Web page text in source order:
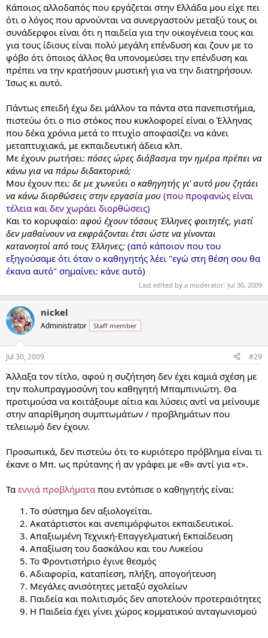
Κάποιος αλλοδαπός που εργάζεται στην Ελλάδα μου είχε πει
ότι ο λόγος που αρνούνται να συνεργαστούν μεταξύ τους οι
συνάδερφοι είναι ότι η παιδεία για την οικογένεια τους και
για τους ίδιους είναι πολύ μεγάλη επένδυση και ζουν με το
φόβο ότι όποιος άλλος θα υπονομεύσει την επένδυση και
πρέπει να την κρατήσουν μυστική για να την διατηρήσουν.
Ίσως κι αυτό.
Πάντως επειδή έχω δει μάλλον τα πάντα στα πανεπιστήμια,
πιστεύω ότι ο πιο στόκος που κυκλοφορεί είναι ο Έλληνας
που δέκα χρόνια μετά το πτυχίο αποφασίζει να κάνει
μεταπτυχιακά, με εκπαιδευτική άδεια κλπ.
Με έχουν ρωτήσει: πόσες ώρες διάβασμα την ημέρα πρέπει να
κάνω για να πάρω διδακτορικό;
Μου έχουν πει: δε με χωνεύει ο καθηγητής γι' αυτό μου ζητάει
να κάνω διορθώσεις στην εργασία μου (που προφανώς είναι
τέλεια και δεν χωράει διορθώσεις)
Και το κορυφαίο: αφού έχουν τόσους Έλληνες φοιτητές, γιατί
δεν μαθαίνουν να εκφράζονται έτσι ώστε να γίνονται
κατανοητοί από τους Έλληνες; (από κάποιον που του
εξηγούσαμε ότι όταν ο καθηγητής λέει "εγώ στη θέση σου θα
έκανα αυτό" σημαίνει: κάνε αυτό)
Last edited by a moderator: Jul 30, 2009
nickel
Administrator Staff member
Jul 30, 2009 #29
Άλλαξα τον τίτλο, αφού η συζήτηση δεν έχει καμιά σχέση με
την πολυπραγμοσύνη του καθηγητή Μπαμπινιώτη. Θα
προτιμούσα να κοιτάξουμε αίτια και λύσεις αντί να μείνουμε
στην απαρίθμηση συμπτωμάτων / προβλημάτων που
τελειωμό δεν έχουν.
Προσωπικά, δεν πιστεύω ότι το κυριότερο πρόβλημα είναι τι
έκανε ο Μπ. ως πρύτανης ή αν γράφει με «θ» αντί για «τ».
Τα εννιά προβλήματα που εντόπισε ο καθηγητής είναι:
Το σύστημα δεν αξιολογείται.
Ακατάρτιστοι και ανεπιμόρφωτοι εκπαιδευτικοί.
Απαξιωμένη Τεχνική-Επαγγελματική Εκπαίδευση
Απαξίωση του δασκάλου και του Λυκείου
Το Φροντιστήριο έγινε θεσμός
Αδιαφορία, καταπίεση, πλήξη, απογοήτευση
Μεγάλες ανισότητες μεταξύ σχολείων
Παιδεία και πολιτισμός δεν αποτελούν προτεραιότητες
Η Παιδεία έχει γίνει χώρος κομματικού ανταγωνισμού